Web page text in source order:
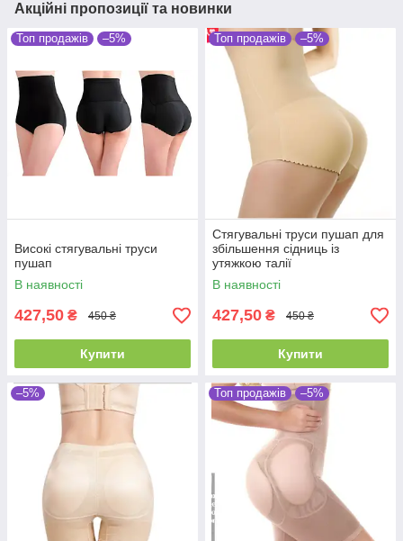
Акційні пропозиції та новинки
Топ продажів –5%
Високі стягувальні труси
пушап
В наявності
427,50 ₴ 450 ₴
Купити
Топ продажів –5%
Стягувальні труси пушап для
збільшення сідниць із
утяжкою талії
В наявності
427,50 ₴ 450 ₴
Купити
–5% Топ продажів –5%